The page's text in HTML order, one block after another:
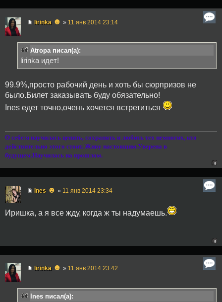
lirinka ☻ » 11 янв 2014 23:14
Atropa писал(а):
lirinka идет!
99.9%,просто рабочий день и хоть бы сюрпризов не
было.Билет заказывать буду обязательно!
Ines едет точно,очень хочется встретиться
О себе:я научилась ценить, сохранять и любить тех немногих, кто
действительно этого стоит. Живу настоящим.Уверена в
будущем.Научилась на прошлом.
Ines ☻ » 11 янв 2014 23:34
Иришка, а я все жду, когда ж ты надумаешь.
lirinka ☻ » 11 янв 2014 23:42
Ines писал(а):